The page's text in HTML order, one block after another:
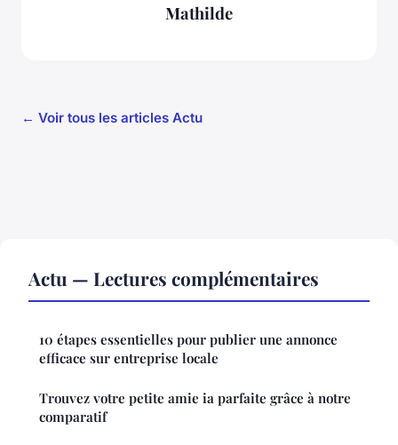
Mathilde
← Voir tous les articles Actu
Actu — Lectures complémentaires
10 étapes essentielles pour publier une annonce
efficace sur entreprise locale
Trouvez votre petite amie ia parfaite grâce à notre
comparatif